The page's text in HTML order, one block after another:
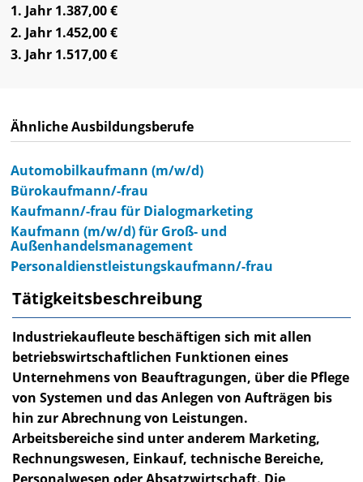
1. Jahr 1.387,00 €
2. Jahr 1.452,00 €
3. Jahr 1.517,00 €
Ähnliche Ausbildungsberufe
Automobilkaufmann (m/w/d)
Bürokaufmann/-frau
Kaufmann/-frau für Dialogmarketing
Kaufmann (m/w/d) für Groß- und
Außenhandelsmanagement
Personaldienstleistungskaufmann/-frau
Tätigkeitsbeschreibung
Industriekaufleute beschäftigen sich mit allen
betriebswirtschaftlichen Funktionen eines
Unternehmens von Beauftragungen, über die Pflege
von Systemen und das Anlegen von Aufträgen bis
hin zur Abrechnung von Leistungen.
Arbeitsbereiche sind unter anderem Marketing,
Rechnungswesen, Einkauf, technische Bereiche,